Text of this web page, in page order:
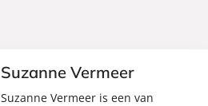
Suzanne Vermeer
Suzanne Vermeer is een van